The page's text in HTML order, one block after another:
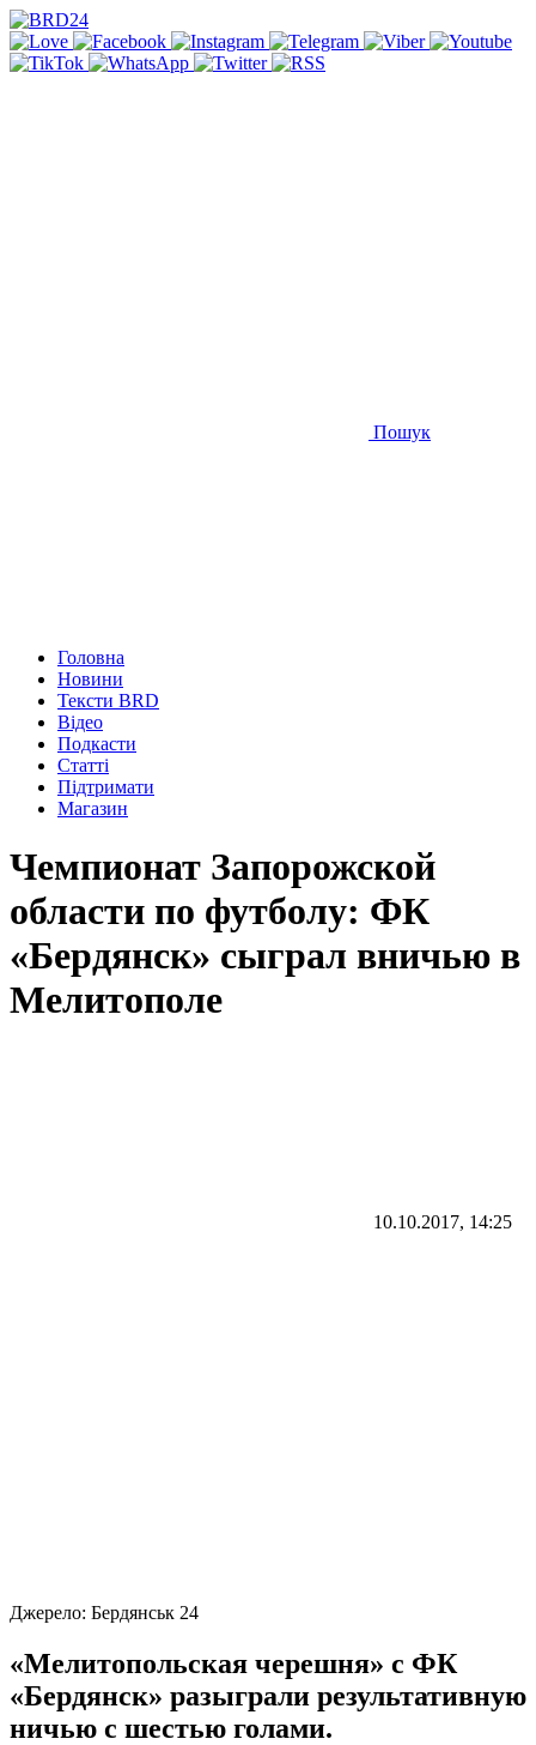
Пошук
Головна
Новини
Тексти BRD
Відео
Подкасти
Статті
Підтримати
Магазин
Чемпионат Запорожской
области по футболу: ФК
«Бердянск» сыграл вничью в
Мелитополе
10.10.2017, 14:25
Джерело: Бердянськ 24
«Мелитопольская черешня» с ФК
«Бердянск» разыграли результативную
ничью с шестью голами.